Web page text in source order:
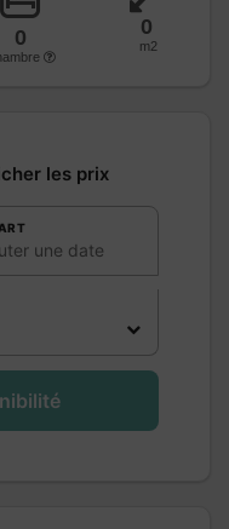
0 0
m2
les prix
une date